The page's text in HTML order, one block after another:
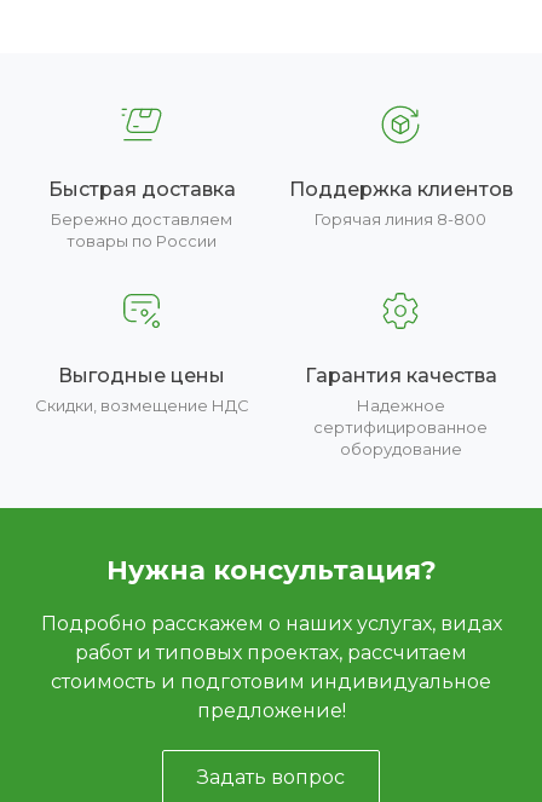
Быстрая доставка
Бережно доставляем
товары по России
Поддержка клиентов
Горячая линия 8-800
Выгодные цены
Скидки, возмещение НДС
Гарантия качества
Надежное
сертифицированное
оборудование
Нужна консультация?
Подробно расскажем о наших услугах, видах
работ и типовых проектах, рассчитаем
стоимость и подготовим индивидуальное
предложение!
Задать вопрос